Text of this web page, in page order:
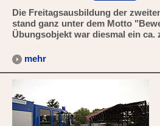
Die Freitagsausbildung der
stand ganz unter dem Motto
Übungsobjekt war diesmal ein ca.
mehr